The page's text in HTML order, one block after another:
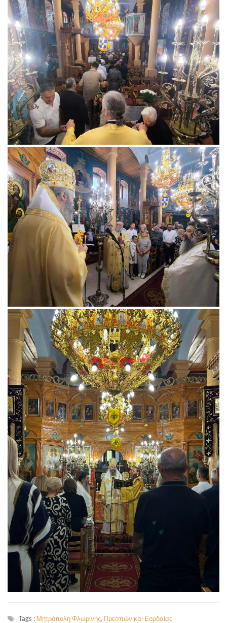
Tags : Μητρόπολη Φλωρίνης, Πρεσπών και Εορδαίας